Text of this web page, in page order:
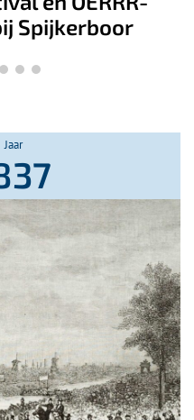
Jaar